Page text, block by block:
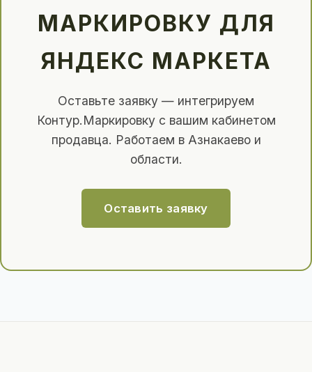
МАРКИРОВКУ ДЛЯ
ЯНДЕКС МАРКЕТА
Оставьте заявку — интегрируем
Контур.Маркировку с вашим кабинетом
продавца. Работаем в Азнакаево и
области.
Оставить заявку